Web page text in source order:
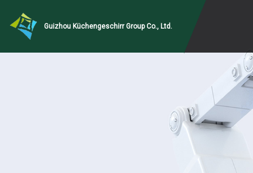
Guizhou Küchengeschirr Group Co., Ltd.